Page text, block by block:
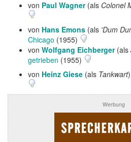
von Paul Wagner(als Colonel
von Hans Emons (als 'Dum
Chicago (1955)
von Wolfgang Eichberger(als
getrieben (1955)
von Heinz Giese (als Tankwart
Werbung